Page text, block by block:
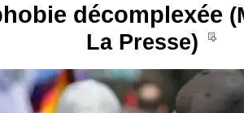
décomplexée
La Presse) __